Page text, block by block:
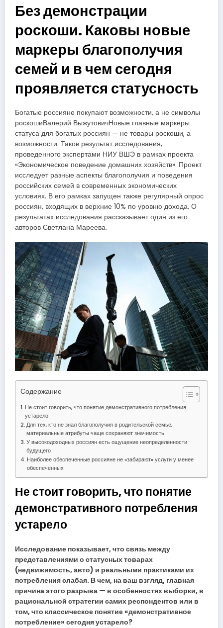
Без демонстрации
роскоши. Каковы новые
маркеры благополучия
семей и в чем сегодня
проявляется статусность
Богатые россияне покупают возможности, а не символы
роскошиВалерий ВыжутовичНовые главные маркеры
статуса для богатых россиян — не товары роскоши, а
возможности. Таков результат исследования,
проведенного экспертами НИУ ВШЭ в рамках проекта
«Экономическое поведение домашних хозяйств». Проект
исследует разные аспекты благополучия и поведения
российских семей в современных экономических
условиях. В его рамках запущен также регулярный опрос
россиян, входящих в верхние 10% по уровню дохода. О
результатах исследования рассказывает один из его
авторов Светлана Мареева.
Содержание
Не стоит говорить, что понятие демонстративного потребления
устарело
Для тех, кто не знал благополучия в родительской семье,
материальные атрибуты чаще сохраняют значимость
У высокодоходных россиян есть ощущение неопределенности
будущего
Наиболее обеспеченные россияне не «забирают» услуги у менее
обеспеченных
Не стоит говорить, что понятие
демонстративного потребления
устарело
Исследование показывает, что связь между
представлениями о статусных товарах
(недвижимость, авто) и реальными практиками их
потребления слабая. В чем, на ваш взгляд, главная
причина этого разрыва — в особенностях выборки, в
рациональной стратегии самих респондентов или в
том, что классическое понятие «демонстративное
потребление» сегодня устарело?